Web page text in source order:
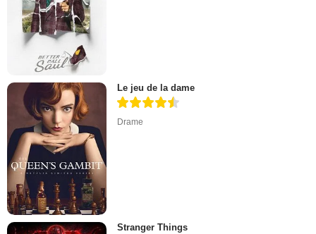
Le jeu de la dame
Drame
Stranger Things